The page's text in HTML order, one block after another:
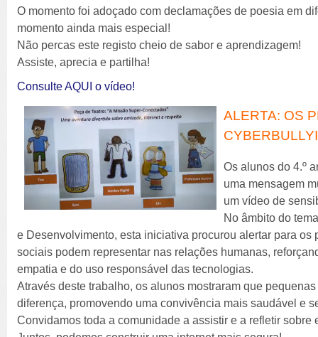
O momento foi adoçado com declamações de poesia em
momento ainda mais especial!
Não percas este registo cheio de sabor e aprendizagem!
Assiste, aprecia e partilha!
Consulte AQUI o vídeo!
ALERTA: OS
Os alunos do 4.º
uma mensagem
um vídeo de
No âmbito do
e Desenvolvimento, esta iniciativa procurou alertar para os
sociais podem representar nas relações humanas,
empatia e do uso responsável das tecnologias.
Através deste trabalho, os alunos mostraram que
diferença, promovendo uma convivência mais saudável e
Convidamos toda a comunidade a assistir e a refletir sobre